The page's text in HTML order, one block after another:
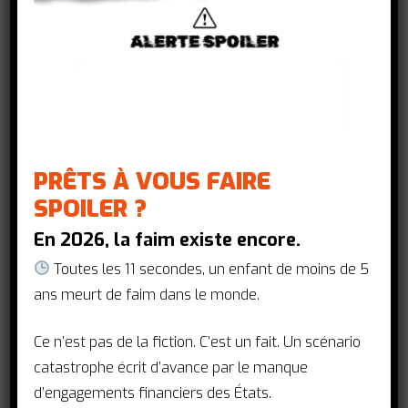
Equipop, Médecins du Monde, ONE
France, Oxfam France, Planning
Familial, Sidaction, Solidarité Sida et
Solthis adressent une lettre ouverte au
Président Emmanuel Macron en cette
France à réaffirmer son ambition, son
leadership et sa crédibilité en faveur de
la santé mondiale pour toutes et tous.
PRÊTS À VOUS FAIRE
SPOILER ?
En 2026, la faim existe encore.
Toutes les 11 secondes, un enfant de moins de 5
ans meurt de faim dans le monde.
Ce n’est pas de la fiction. C’est un fait. Un scénario
catastrophe écrit d’avance par le manque
d’engagements financiers des États.